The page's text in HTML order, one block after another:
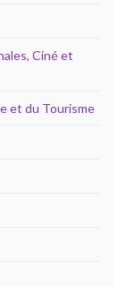
Ciné et
et du Tourisme